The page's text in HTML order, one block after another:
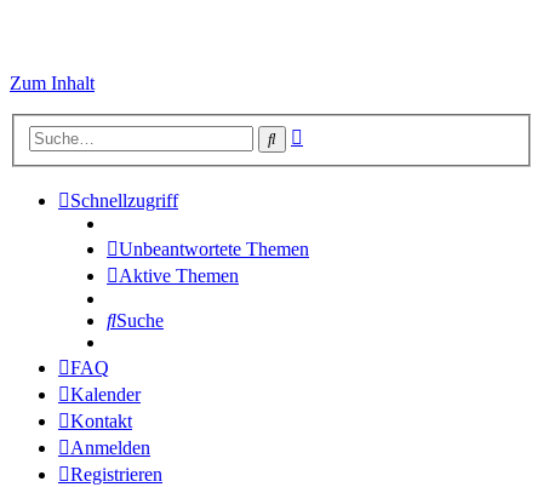
Zum Inhalt
Suche
Schnellzugriff
Unbeantwortete Themen
Aktive Themen
Suche
FAQ
Kalender
Kontakt
Anmelden
Registrieren